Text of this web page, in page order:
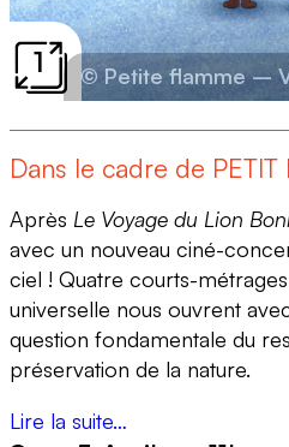
1 © Petite flamme –
Dans le cadre de PETIT
Après Le Voyage du Lion
avec un nouveau ciné-
ciel ! Quatre courts-
universelle nous ouvrent
question fondamentale du
préservation de la nature.
Lire la suite…